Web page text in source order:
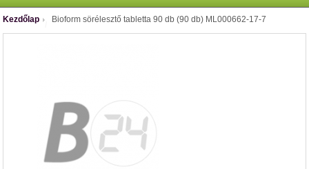
Kezdőlap Bioform sörélesztő tabletta 90 db (90 db) ML000662-17-7